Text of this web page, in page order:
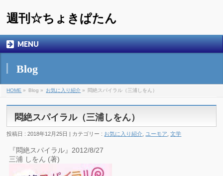
週刊☆ちょきぱたん
MENU
Blog
HOME » Blog » お気に入り紹介 » 悶絶スパイラル（三浦しをん）
悶絶スパイラル（三浦しをん）
投稿日 : 2018年12月25日 | カテゴリー : お気に入り紹介 ユーモア ,文学
『悶絶スパイラル』2012/8/27
三浦 しをん (著)